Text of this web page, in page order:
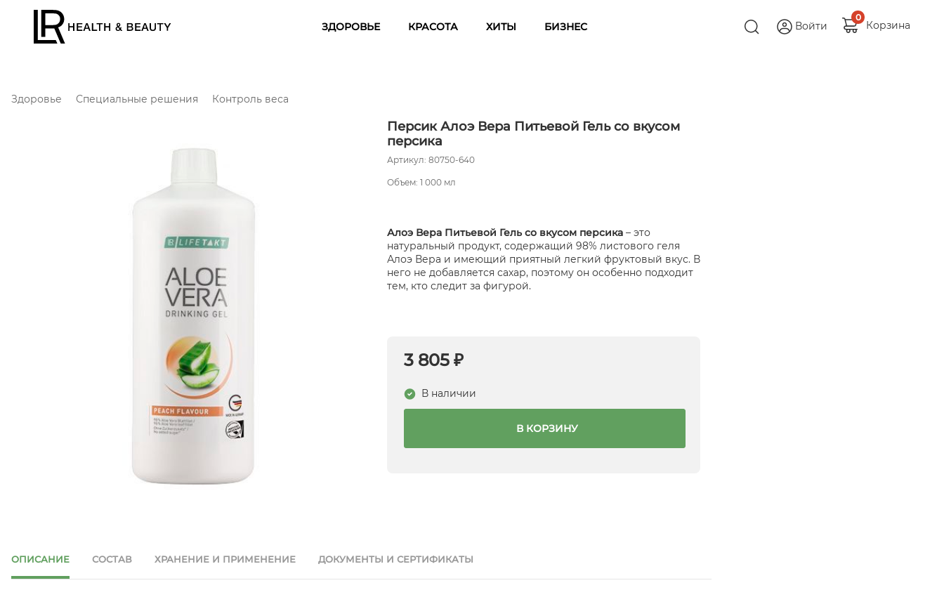
ЗДОРОВЬЕ КРАСОТА ХИТЫ БИЗНЕС Войти
0
Корзина
Здоровье Специальные решения Контроль веса
Персик Алоэ Вера Питьевой Гель со вкусом
персика
Артикул: 80750-640
Объем: 1 000 мл
Алоэ Вера Питьевой Гель со вкусом персика– это
натуральный продукт, содержащий 98% листового геля
Алоэ Вера и имеющий приятный легкий фруктовый вкус. В
него не добавляется сахар, поэтому он особенно подходит
тем, кто следит за фигурой.
3 805 ₽
В наличии
В КОРЗИНУ
ОПИСАНИЕ СОСТАВ ХРАНЕНИЕ И ПРИМЕНЕНИЕ ДОКУМЕНТЫ И СЕРТИФИКАТЫ